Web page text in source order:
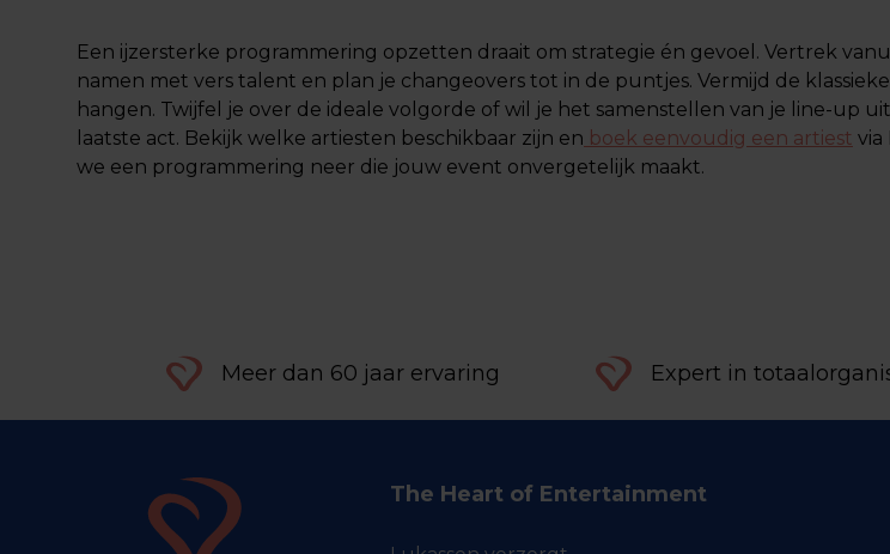
Een ijzersterke programmering opzetten draait om strategie én gevoel. Vertrek
namen met vers talent en plan je changeovers tot in de puntjes. Vermijd de
hangen. Twijfel je over de ideale volgorde of wil je het samenstellen van je line-up
laatste act. Bekijk welke artiesten beschikbaar zijn en boek eenvoudig een artiest via
we een programmering neer die jouw event onvergetelijk maakt.
Meer dan 60 jaar ervaring Expert in
The Heart of Entertainment